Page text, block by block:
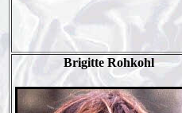
Brigitte Rohkohl